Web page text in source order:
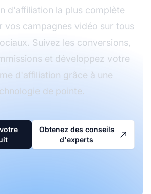
d'affiliation la plus complète
vos campagnes vidéo sur tous
Suivez les conversions,
et développez votre
d'affiliation grâce à une
de pointe.
Obtenez des conseils
d'experts